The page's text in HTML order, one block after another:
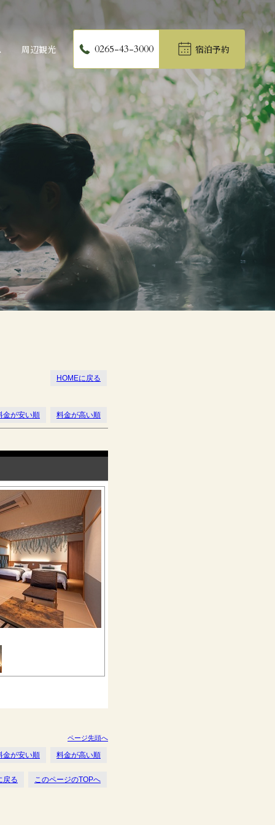
周辺観光 0265-43-3000 宿泊予約
HOMEに戻る
料金が高い順
金が安い順
ページ先頭へ
料金が高い順
金が安い順
このページのTOPへ
戻る